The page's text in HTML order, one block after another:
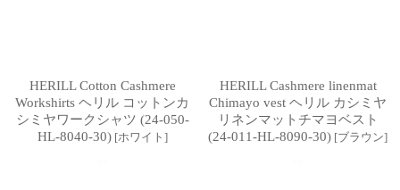
HERILL Cotton Cashmere
Workshirts ヘリル コットンカ
シミヤワークシャツ (24-050-
HL-8040-30) [ホワイト ]
HERILL Cashmere linenmat
Chimayo vest ヘリル カシミヤ
リネンマットチマヨベスト
(24-011-HL-8090-30) [ブラウン]